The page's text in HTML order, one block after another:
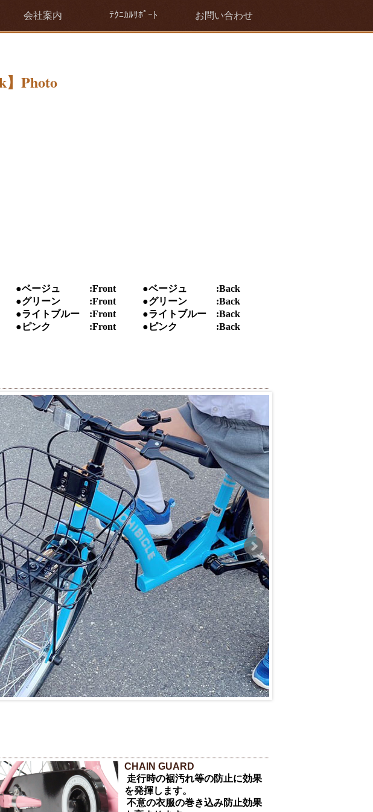
会社案内 ﾃｸﾆｶﾙｻﾎﾟｰﾄ お問い合わせ
】Photo
●ベージュ :Front
●ベージュ :Back
●グリーン :Front
●グリーン :Back
●ライトブルー :Front
●ライトブルー :Back
●ピンク :Front ●ピンク :Back
CHAIN GUARD
走行時の裾汚れ等の防止に効果
を発揮します。
不意の衣服の巻き込み防止効果